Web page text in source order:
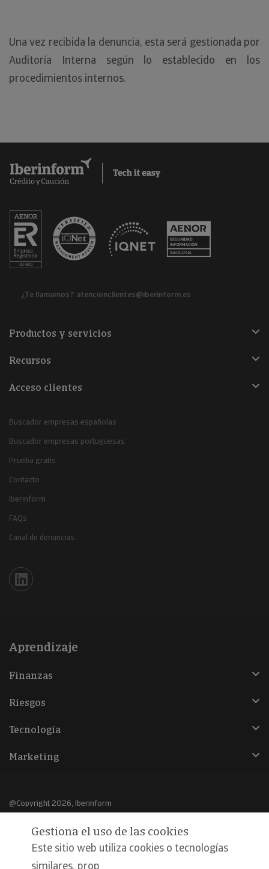
Una vez recibida la denuncia, esta será gestionada por
Auditoría Interna según lo establecido en los
procedimientos internos.
¿Te llamamos? atencionclientes@iberinform.es
Productos y servicios
Recursos
Acceso clientes
Buscador empresas españolas
Buscador empresas portuguesas
Prueba gratis
Contacto
Iberinform
FAQs
Canal de denuncias
Iberinform en Linkedin
Aprendizaje
Finanzas
Riesgos
Tecnología
Marketing
@Copyright 2026, Iberinform
Aviso legal
Política de cookies
Gestiona el uso de las cookies
Este sitio web utiliza cookies o tecnologías
similares, prop